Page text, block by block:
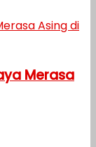
Merasa